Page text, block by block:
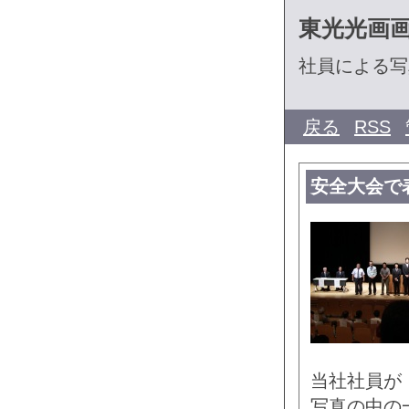
東光光画
社員による
戻る RSS
安全大会で
当社社員が